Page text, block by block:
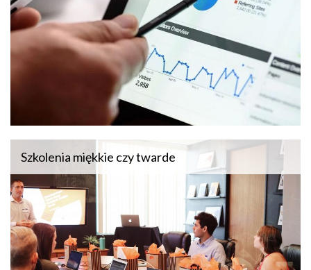
Szkolenia miękkie czy twarde